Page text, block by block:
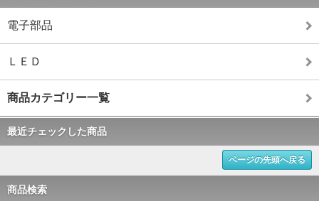
電子部品
ＬＥＤ
商品カテゴリー一覧
最近チェックした商品
ページの先頭へ戻る
商品検索